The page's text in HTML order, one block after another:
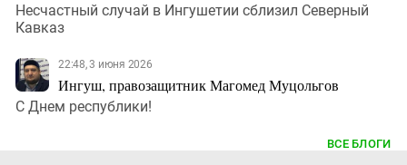
Несчастный случай в Ингушетии сблизил Северный
Кавказ
22:48, 3 июня 2026
Ингуш, правозащитник Магомед Муцольгов
С Днем республики!
ВСЕ БЛОГИ